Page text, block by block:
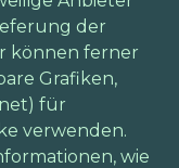
der
können ferner
Grafiken,
für
verwenden.
wie